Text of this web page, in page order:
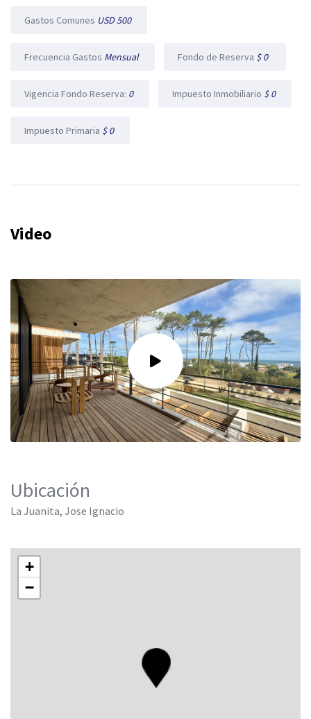
Gastos Comunes USD 500
Frecuencia Gastos Mensual Fondo de Reserva $ 0
Vigencia Fondo Reserva: 0 Impuesto Inmobiliario $ 0
Impuesto Primaria $ 0
Video
Ubicación
La Juanita, Jose Ignacio
+
−